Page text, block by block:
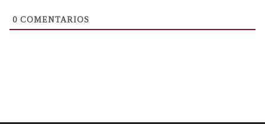
0 COMENTARIOS